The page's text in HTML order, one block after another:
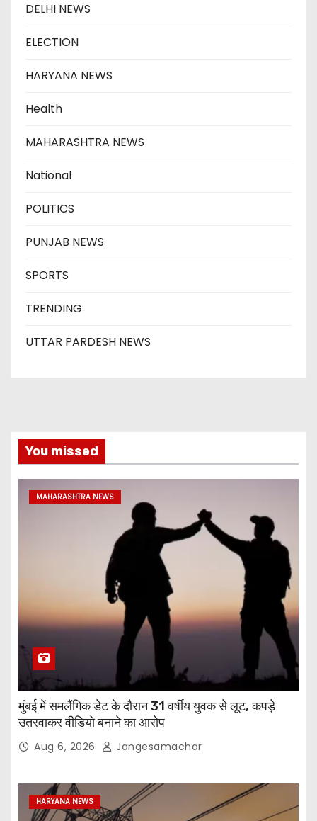
DELHI NEWS
ELECTION
HARYANA NEWS
Health
MAHARASHTRA NEWS
National
POLITICS
PUNJAB NEWS
SPORTS
TRENDING
UTTAR PARDESH NEWS
You missed
MAHARASHTRA NEWS
मुंबई में समलैंगिक डेट के दौरान 31 वर्षीय युवक से लूट, कपड़े
उतरवाकर वीडियो बनाने का आरोप
Aug 6, 2026 Jangesamachar
HARYANA NEWS